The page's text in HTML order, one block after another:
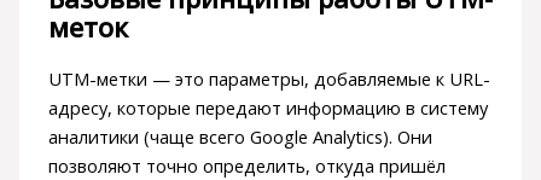
меток
UTM-метки — это параметры, добавляемые к URL-
адресу, которые передают информацию в систему
аналитики (чаще всего Google Analytics). Они
позволяют точно определить, откуда пришёл